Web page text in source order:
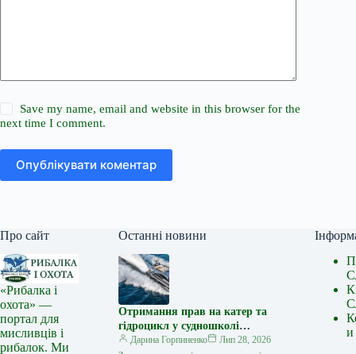
Save my name, email and website in this browser for the
next time I comment.
Опублікувати коментар
Про сайт
«Рибалка і
охота» —
портал для
мисливців і
рибалок. Ми
Останні новини
Отримання прав на катер та
гідроцикл у судношколі
«Либідь-А»: від теорії до
Дарина Горпиненко
Лип 28, 2026
и